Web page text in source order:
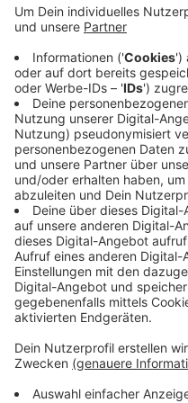
Anzeige
Konkrete
sich um eine
Bauabschnitt in der
Gelsenwasser erneuert
Kanäle, das Pflaster und
spätestens Dienstag
Experten vorliegen.
Anzeige